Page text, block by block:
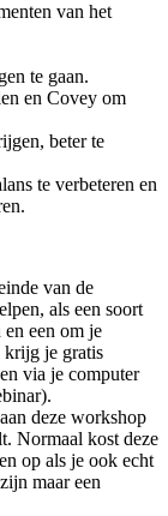
van het
te gaan.
en Covey om
beter te
te verbeteren en
van de
als een soort
een om je
krijg je gratis
via je computer
deze workshop
Normaal kost deze
op als je ook echt
maar een